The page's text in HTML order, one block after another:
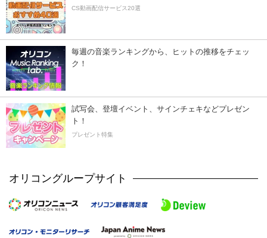
CS動画配信サービス20選
毎週の音楽ランキングから、ヒットの推移をチェッ
ク！
試写会、登壇イベント、サインチェキなどプレゼン
ト！
プレゼント特集
オリコングループサイト